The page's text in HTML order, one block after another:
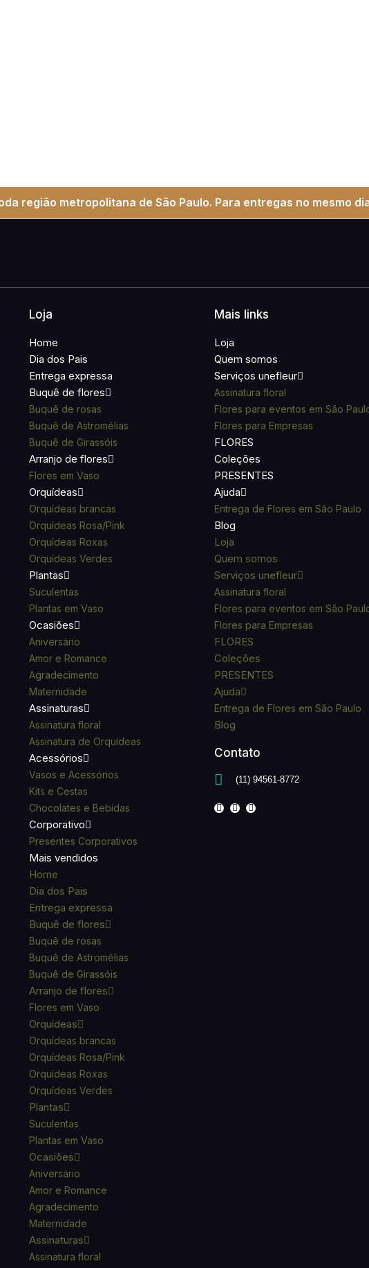
região metropolitana de São Paulo. Para entregas no mesmo
Loja
Home
Dia dos Pais
Entrega expressa
Buquê de flores
Buquê de rosas
Buquê de Astromélias
Buquê de Girassóis
Arranjo de flores
Flores em Vaso
Orquídeas
Orquídeas brancas
Orquídeas Rosa/Pink
Orquídeas Roxas
Orquídeas Verdes
Plantas
Suculentas
Plantas em Vaso
Ocasiões
Aniversário
Amor e Romance
Agradecimento
Maternidade
Assinaturas
Assinatura floral
Assinatura de Orquídeas
Acessórios
Vasos e Acessórios
Kits e Cestas
Chocolates e Bebidas
Corporativo
Presentes Corporativos
Mais vendidos
Home
Dia dos Pais
Entrega expressa
Buquê de flores
Buquê de rosas
Buquê de Astromélias
Buquê de Girassóis
Arranjo de flores
Flores em Vaso
Orquídeas
Orquídeas brancas
Orquídeas Rosa/Pink
Orquídeas Roxas
Orquídeas Verdes
Plantas
Suculentas
Plantas em Vaso
Ocasiões
Aniversário
Amor e Romance
Agradecimento
Maternidade
Assinaturas
Assinatura floral
Mais links
Loja
Quem somos
Serviços unefleur
Assinatura floral
Flores para eventos em São
Flores para Empresas
FLORES
Coleções
PRESENTES
Ajuda
Entrega de Flores em São Paulo
Blog
Loja
Quem somos
Serviços unefleur
Assinatura floral
Flores para eventos em São
Flores para Empresas
FLORES
Coleções
PRESENTES
Ajuda
Entrega de Flores em São Paulo
Blog
Contato
(11) 94561-8772